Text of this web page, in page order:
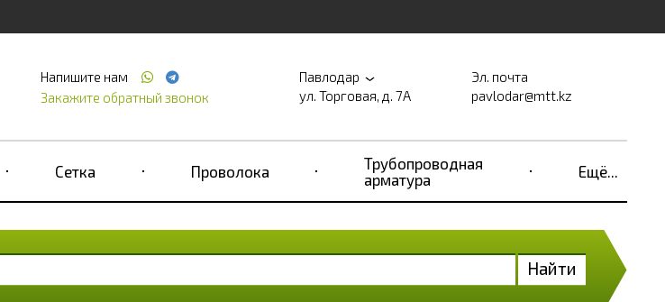
Напишите нам
Закажите обратный звонок
Павлодар
ул. Торговая, д. 7А
Эл. почта
pavlodar@mtt.kz
Сетка Проволока
Трубопроводная
арматура
Ещё...
Найти